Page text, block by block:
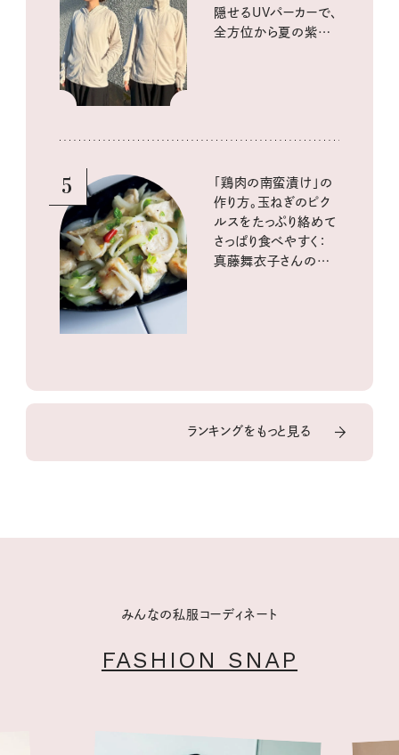
隠せるUVパーカーで、
全方位から夏の紫外
5
「鶏肉の南蛮漬け」の
作り方。玉ねぎのピク
ルスをたっぷり絡めて
さっぱり食べやすく：
真藤舞衣子さんの発
ランキングをもっと見る
みんなの私服コーディネート
FASHION SNAP